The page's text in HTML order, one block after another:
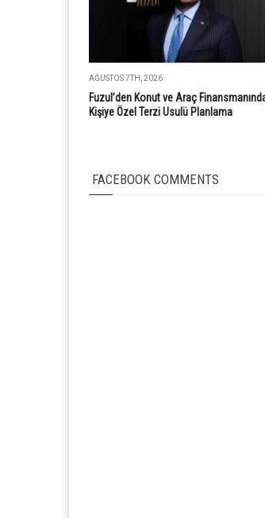
AĞUSTOS 7TH, 2026
Fuzul’den Konut ve Araç
Kişiye Özel Terzi Usulü Planlama
FACEBOOK COMMENTS